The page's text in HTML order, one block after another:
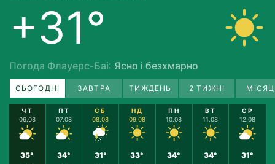
+31°
Погода Флауерс-Баі: Ясно і безхмарно
СЬОГОДНІ ЗАВТРА ТИЖДЕНЬ 2 ТИЖНІ
ЧТ
06.08
35°
ПТ
07.08
34°
СБ
08.08
31°
НД
09.08
33°
ПН
10.08
34°
ВТ
11.08
34°
СР
12.08
31°